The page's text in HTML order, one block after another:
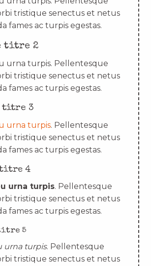
tristique senectus et netus
fames ac turpis egestas.
titre 2
urna turpis. Pellentesque
tristique senectus et netus
fames ac turpis egestas.
titre 3
urna turpis. Pellentesque
tristique senectus et netus
fames ac turpis egestas.
titre 4
urna turpis. Pellentesque
tristique senectus et netus
fames ac turpis egestas.
5
urna turpis. Pellentesque
tristique senectus et netus